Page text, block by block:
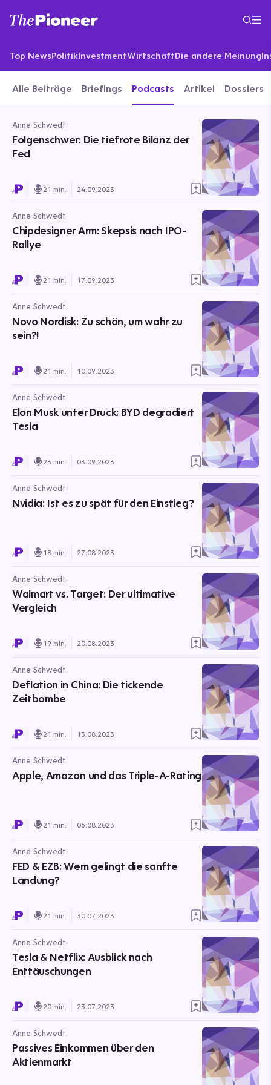
Top NewsPolitikInvestmentWirtschaftDie andere Meinung
Alle Beiträge Briefings Podcasts Artikel Dossiers
Anne Schwedt
Folgenschwer: Die tiefrote Bilanz der
Fed
21 min. 24.09.2023
Anne Schwedt
Chipdesigner Arm: Skepsis nach IPO-
Rallye
21 min. 17.09.2023
Anne Schwedt
Novo Nordisk: Zu schön, um wahr zu
sein?!
21 min. 10.09.2023
Anne Schwedt
Elon Musk unter Druck: BYD degradiert
Tesla
23 min. 03.09.2023
Anne Schwedt
Nvidia: Ist es zu spät für den Einstieg?
18 min. 27.08.2023
Anne Schwedt
Walmart vs. Target: Der ultimative
Vergleich
19 min. 20.08.2023
Anne Schwedt
Deflation in China: Die tickende
Zeitbombe
21 min. 13.08.2023
Anne Schwedt
Apple, Amazon und das Triple-A-Rating
21 min. 06.08.2023
Anne Schwedt
FED & EZB: Wem gelingt die sanfte
Landung?
21 min. 30.07.2023
Anne Schwedt
Tesla & Netflix: Ausblick nach
Enttäuschungen
20 min. 23.07.2023
Anne Schwedt
Passives Einkommen über den
Aktienmarkt